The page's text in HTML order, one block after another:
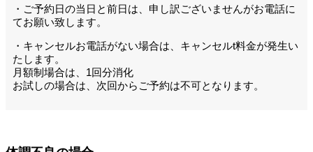
・ご予約日の当日と前日は、申し訳ございませんがお電話に
てお願い致します。
・キャンセルお電話がない場合は、キャンセルt料金が発生い
たします。
月額制場合は、1回分消化
お試しの場合は、次回からご予約は不可となります。